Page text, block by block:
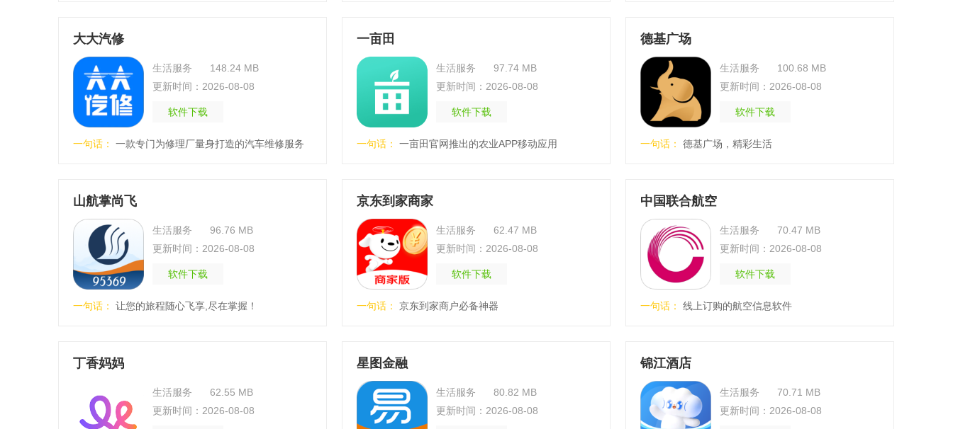
大大汽修
生活服务
148.24 MB
更新时间：2026-08-08
软件下载
一句话：
一款专门为修理厂量身打造的汽车维修服务
一亩田
生活服务
97.74 MB
更新时间：2026-08-08
软件下载
一句话： 一亩田官网推出的农业APP移动应用
德基广场
生活服务
100.68 MB
更新时间：2026-08-08
软件下载
一句话： 德基广场，精彩生活
山航掌尚飞
生活服务
96.76 MB
更新时间：2026-08-08
软件下载
一句话： 让您的旅程随心飞享,尽在掌握！
京东到家商家
生活服务
62.47 MB
更新时间：2026-08-08
软件下载
一句话： 京东到家商户必备神器
中国联合航空
生活服务
70.47 MB
更新时间：2026-08-08
软件下载
一句话： 线上订购的航空信息软件
丁香妈妈
生活服务
62.55 MB
更新时间：2026-08-08
星图金融
生活服务
80.82 MB
更新时间：2026-08-08
锦江酒店
生活服务
70.71 MB
更新时间：2026-08-08